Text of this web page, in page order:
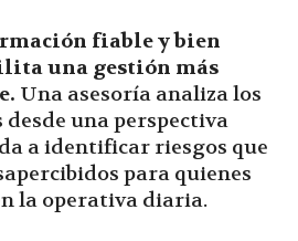
fiable y bien
una gestión más
Una asesoría analiza los
desde una perspectiva
a identificar riesgos que
para quienes
la operativa diaria.